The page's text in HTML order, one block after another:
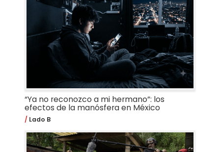
“Ya no reconozco a mi hermano”: los
efectos de la manósfera en México
Lado B